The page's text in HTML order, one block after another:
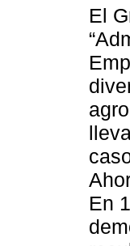
El
En